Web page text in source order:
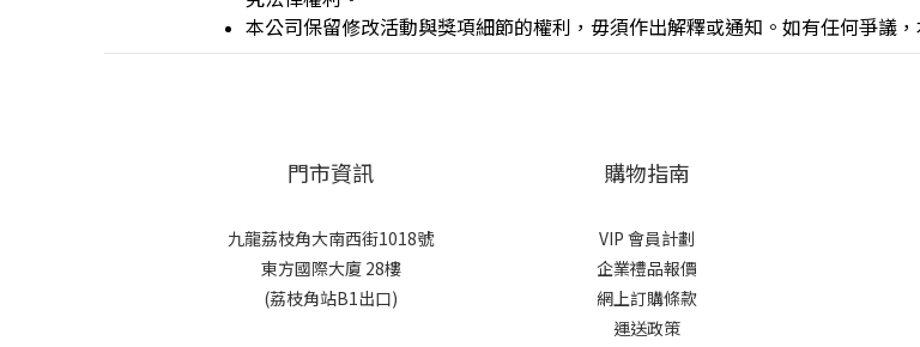
本公司保留修改活動與獎項細節的權利，毋須作出解釋或通知。如有任何爭議
門市資訊
九龍荔枝角大南西街1018號
東方國際大廈 28樓
(荔枝角站B1出口)
購物指南
VIP 會員計劃
企業禮品報價
網上訂購條款
運送政策